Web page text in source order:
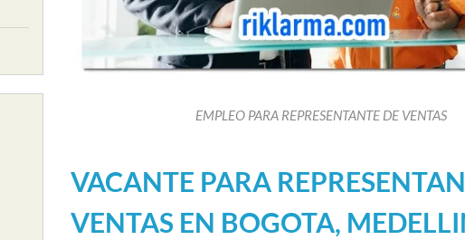
EMPLEO PARA REPRESENTANTE DE VENTAS
VACANTE PARA
VENTAS EN BOGOTA,
EMPLEO PARA
AUXILIAR DE
SOPORTE REMOTO
EMPLEO PARA
ANALISTA IA
REMOTO